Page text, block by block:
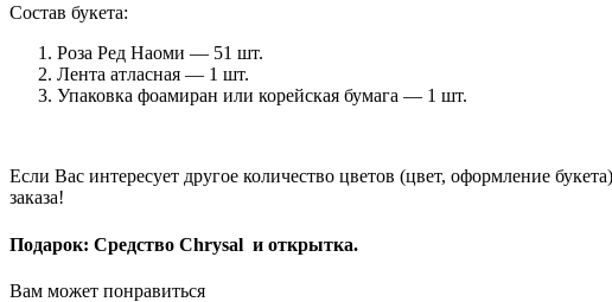
Состав букета:
Роза Ред Наоми — 51 шт.
Лента атласная — 1 шт.
Упаковка фоамиран или корейская бумага — 1 шт.
Если Вас интересует другое количество цветов (цвет, оформление
заказа!
Подарок: Средство Chrysal и открытка.
Вам может понравиться